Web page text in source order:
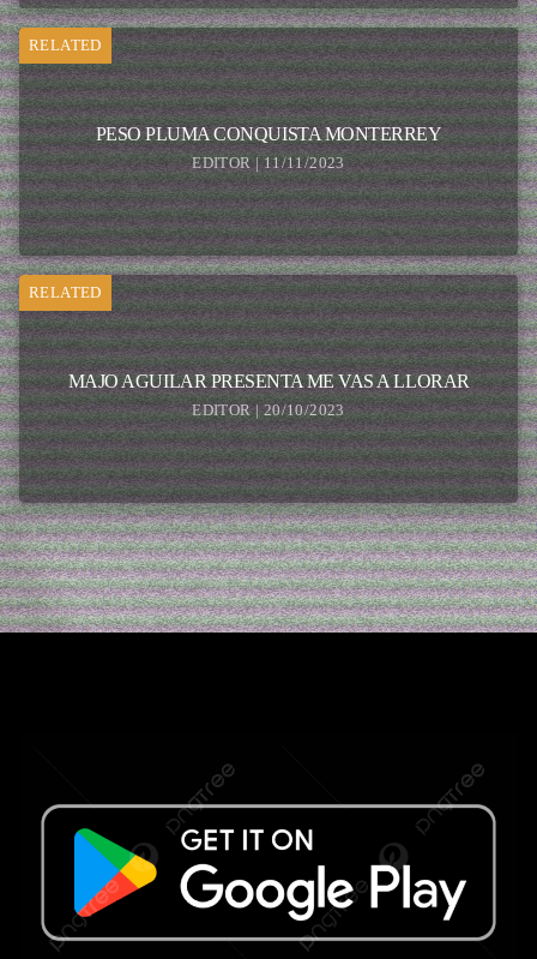
RELATED
PESO PLUMA CONQUISTA MONTERREY
EDITOR | 11/11/2023
RELATED
MAJO AGUILAR PRESENTA ME VAS A LLORAR
EDITOR | 20/10/2023